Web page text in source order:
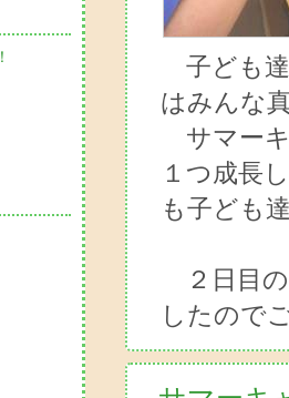
子ども達
はみんな
サマー
１つ成長
も子ども
２日目の
したので